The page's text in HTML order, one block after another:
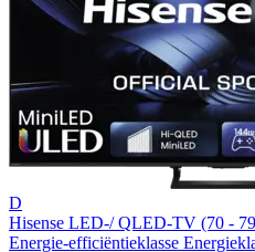
D
Hisense LED-/ QLED-TV (70 -
Energie-efficiëntieklasse